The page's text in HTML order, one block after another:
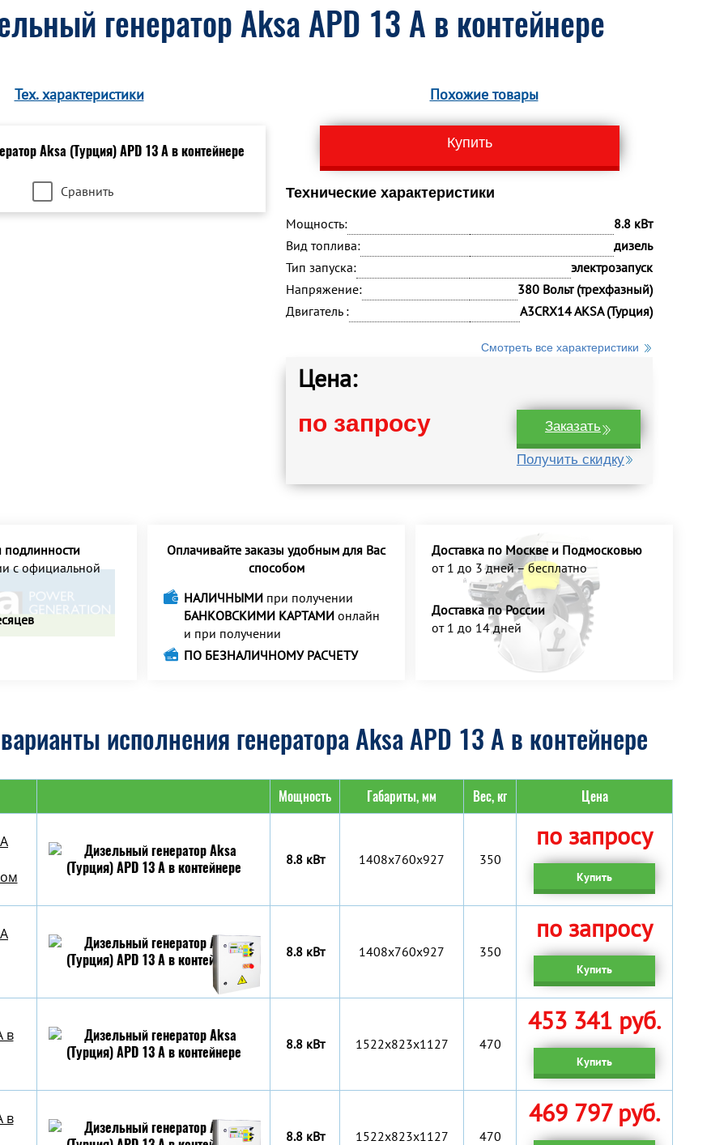
генератор Aksa APD 13 A в контейнере
Тех. характеристики Похожие товары
Сравнить
Купить
Технические характеристики
Мощность:
8.8 кВт
Вид топлива:
дизель
Тип запуска:
электрозапуск
Напряжение:
380 Вольт (трехфазный)
Двигатель :
A3CRX14 AKSA (Турция)
Смотреть все характеристики
Цена:
по запросу Заказать
Получить скидку
подлинности
с официальной
Оплачивайте заказы удобным для Вас
способом
НАЛИЧНЫМИ при получении
БАНКОВСКИМИ КАРТАМИ онлайн
и при получении
ПО БЕЗНАЛИЧНОМУ РАСЧЕТУ
Доставка по Москве и Подмосковью
от 1 до 3 дней – бесплатно
Доставка по России
от 1 до 14 дней
исполнения генератора Aksa APD 13 A в контейнере
Мощность Габариты, мм Вес, кг Цена
8.8 кВт 1408x760x927 350
по запросу
Купить
8.8 кВт 1408x760x927 350
по запросу
Купить
в
8.8 кВт 1522x823x1127 470
453 341 руб.
Купить
в
8.8 кВт 1522x823x1127 470
469 797 руб.